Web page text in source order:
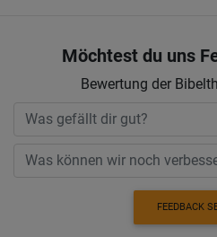
Möchtest du uns
Bewertung der
FEEDBACK